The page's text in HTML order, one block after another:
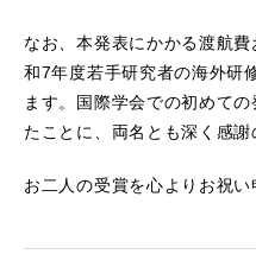
なお、本発表にかかる渡航
和7年度若手研究者の海外研
ます。国際学会での初めて
たことに、両名とも深く感謝
お二人の受賞を心よりお祝い